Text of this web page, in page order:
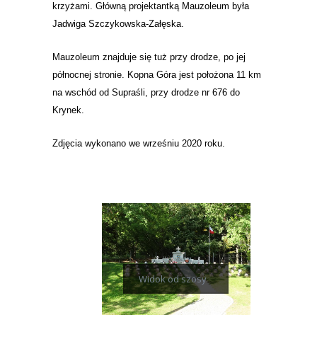
krzyżami. Główną projektantką Mauzoleum była
Jadwiga Szczykowska-Załęska.
Mauzoleum znajduje się tuż przy drodze, po jej
północnej stronie. Kopna Góra jest położona 11 km
na wschód od Supraśli, przy drodze nr 676 do
Krynek.
Zdjęcia wykonano we wrześniu 2020 roku.
Widok od szosy